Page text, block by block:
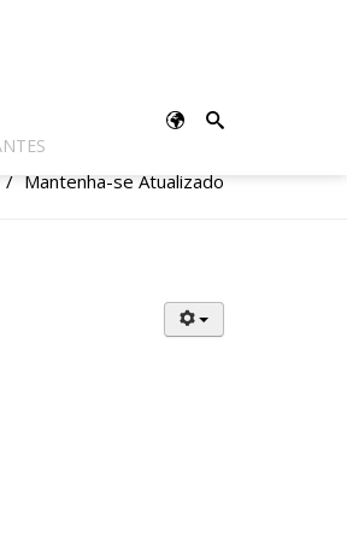
/ Mantenha-se Atualizado